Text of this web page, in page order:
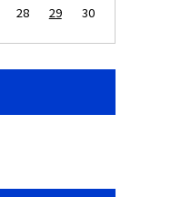
28 29 30